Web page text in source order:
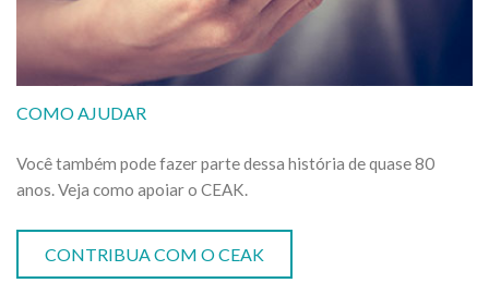
COMO AJUDAR
Você também pode fazer parte dessa história de quase 80
anos. Veja como apoiar o CEAK.
CONTRIBUA COM O CEAK